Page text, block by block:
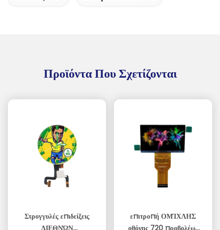
Προϊόντα Που Σχετίζονται
Στρογγυλές επιδείξεις
επιτροπή ΟΜΊΧΛΗΣ